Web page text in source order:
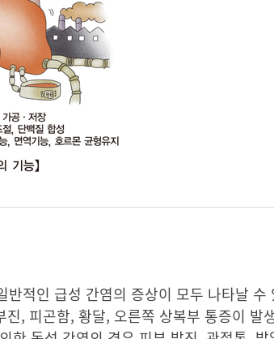
반적인 급성 간염의 증상이 모두 나타날
진, 피곤함, 황달, 오른쪽 상복부 통증이